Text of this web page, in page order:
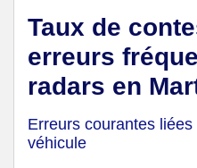
Taux de
erreurs
radars en
Erreurs courantes liées
véhicule